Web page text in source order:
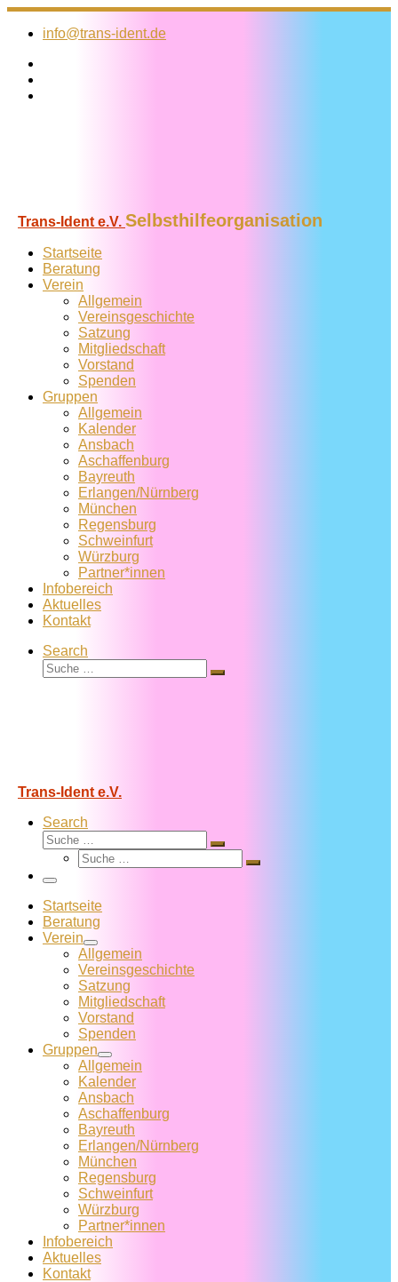
Zum
Inhalt
info@trans-ident.de
Trans-Ident e.V. Selbsthilfeorganisation
Startseite
Beratung
Verein
Allgemein
Vereins­geschichte
Satzung
Mitglied­schaft
Vorstand
Spenden
Gruppen
Allgemein
Kalender
Ansbach
Aschaffenburg
Bayreuth
Erlangen/Nürnberg
München
Regensburg
Schweinfurt
Würzburg
Partner*innen
Infobereich
Aktuelles
Kontakt
Search
Suche
Suche
Trans-Ident e.V.
Search
Suche
Suche
Suche
Suche
Menü
Startseite
Beratung
Verein
Allgemein
Vereins­geschichte
Satzung
Mitglied­schaft
Vorstand
Spenden
Gruppen
Allgemein
Kalender
Ansbach
Aschaffenburg
Bayreuth
Erlangen/Nürnberg
München
Regensburg
Schweinfurt
Würzburg
Partner*innen
Infobereich
Aktuelles
Kontakt